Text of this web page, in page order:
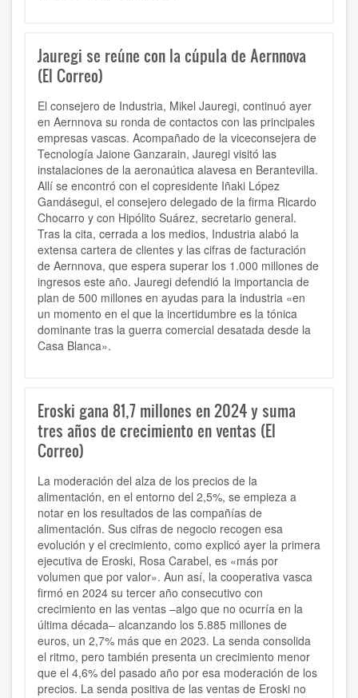
Jauregi se reúne con la cúpula de Aernnova
(El Correo)
El consejero de Industria, Mikel Jauregi, continuó ayer
en Aernnova su ronda de contactos con las principales
empresas vascas. Acompañado de la viceconsejera de
Tecnología Jaione Ganzarain, Jauregi visitó las
instalaciones de la aeronaútica alavesa en Berantevilla.
Allí se encontró con el copresidente Iñaki López
Gandásegui, el consejero delegado de la firma Ricardo
Chocarro y con Hipólito Suárez, secretario general.
Tras la cita, cerrada a los medios, Industria alabó la
extensa cartera de clientes y las cifras de facturación
de Aernnova, que espera superar los 1.000 millones de
ingresos este año. Jauregi defendió la importancia de
plan de 500 millones en ayudas para la industria «en
un momento en el que la incertidumbre es la tónica
dominante tras la guerra comercial desatada desde la
Casa Blanca».
Eroski gana 81,7 millones en 2024 y suma
tres años de crecimiento en ventas (El
Correo)
La moderación del alza de los precios de la
alimentación, en el entorno del 2,5%, se empieza a
notar en los resultados de las compañías de
alimentación. Sus cifras de negocio recogen esa
evolución y el crecimiento, como explicó ayer la primera
ejecutiva de Eroski, Rosa Carabel, es «más por
volumen que por valor». Aun así, la cooperativa vasca
firmó en 2024 su tercer año consecutivo con
crecimiento en las ventas –algo que no ocurría en la
última década– alcanzando los 5.885 millones de
euros, un 2,7% más que en 2023. La senda consolida
el ritmo, pero también presenta un crecimiento menor
que el 4,6% del pasado año por esa moderación de los
precios. La senda positiva de las ventas de Eroski no